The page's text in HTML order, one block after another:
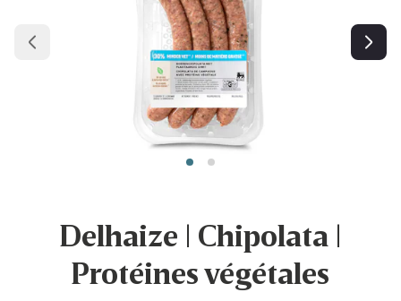
Delhaize | Chipolata |
Protéines végétales